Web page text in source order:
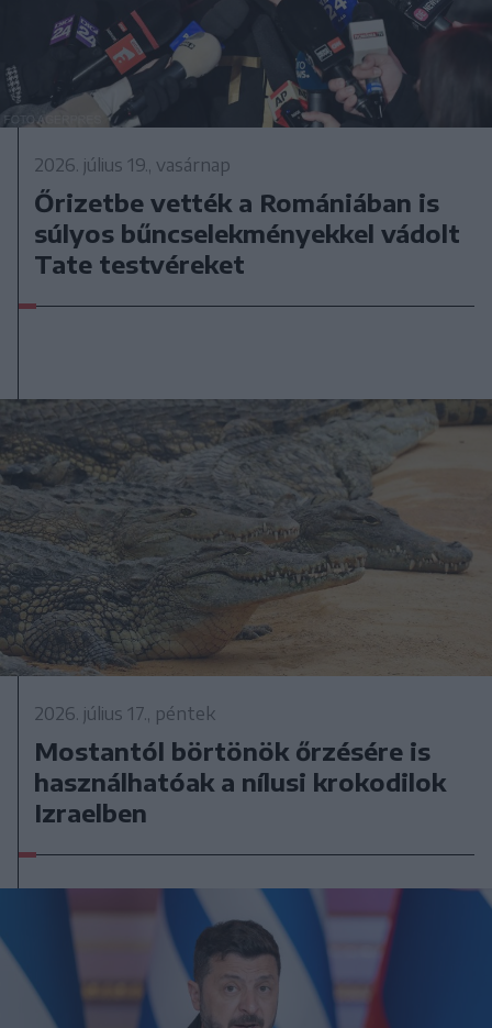
2026. július 19., vasárnap
Őrizetbe vették a Romániában is
súlyos bűncselekményekkel vádolt
Tate testvéreket
2026. július 17., péntek
Mostantól börtönök őrzésére is
használhatóak a nílusi krokodilok
Izraelben